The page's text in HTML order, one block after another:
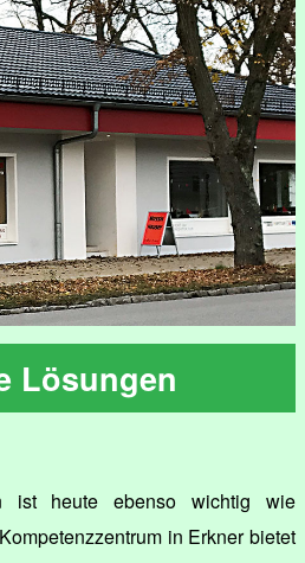
Lösungen
ist heute ebenso wichtig wie
in Erkner bietet